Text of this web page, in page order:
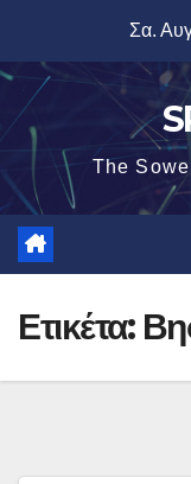
περιεχόμενο
Σα.
The
Ετικέτα: